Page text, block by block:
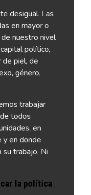
desigual. Las
en mayor o
nuestro nivel
político,
de piel, de
género,
trabajar
todos
en
y en donde
su trabajo. Ni
la política